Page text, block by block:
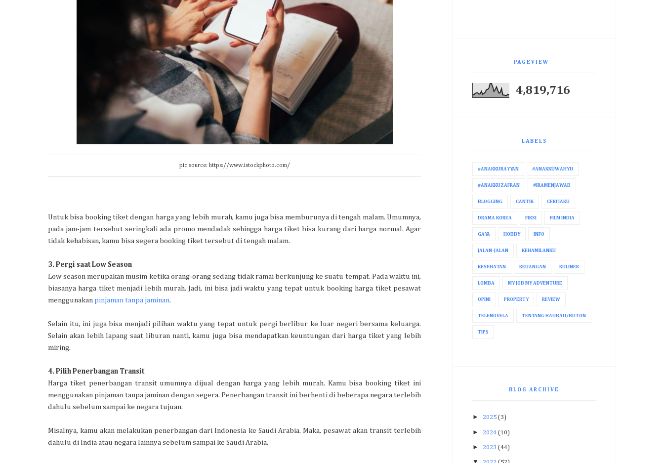
pic source: https://www.istockphoto.com/
Untuk bisa booking tiket dengan harga yang lebih murah, kamu juga bisa memburunya di tengah malam. Umumnya,
pada jam-jam tersebut seringkali ada promo mendadak sehingga harga tiket bisa kurang dari harga normal. Agar
tidak kehabisan, kamu bisa segera booking tiket tersebut di tengah malam.
3. Pergi saat Low Season
Low season merupakan musim ketika orang-orang sedang tidak ramai berkunjung ke suatu tempat. Pada waktu ini,
biasanya harga tiket menjadi lebih murah. Jadi, ini bisa jadi waktu yang tepat untuk booking harga tiket pesawat
menggunakan pinjaman tanpa jaminan.
Selain itu, ini juga bisa menjadi pilihan waktu yang tepat untuk pergi berlibur ke luar negeri bersama keluarga.
Selain akan lebih lapang saat liburan nanti, kamu juga bisa mendapatkan keuntungan dari harga tiket yang lebih
miring.
4. Pilih Penerbangan Transit
Harga tiket penerbangan transit umumnya dijual dengan harga yang lebih murah. Kamu bisa booking tiket ini
menggunakan pinjaman tanpa jaminan dengan segera. Penerbangan transit ini berhenti di beberapa negara terlebih
dahulu sebelum sampai ke negara tujuan.
Misalnya, kamu akan melakukan penerbangan dari Indonesia ke Saudi Arabia. Maka, pesawat akan transit terlebih
dahulu di India atau negara lainnya sebelum sampai ke Saudi Arabia.
PAGEVIEW
4,819,716
LABELS
#ANAKKURAYYAN #ANAKKUWAHYU
#ANAKKUZAFRAN #IRAMENJAWAB
BLOGGING CANTIK CERITAKU
DRAMA KOREA FIKSI FILM INDIA
GAYA HOBBY INFO
JALAN-JALAN KEHAMILANKU
KESEHATAN KEUANGAN KULINER
LOMBA MY JOB MY ADVENTURE
OPINI PROPERTY REVIEW
TELENOVELA TENTANG BAUBAU/BUTON
TIPS
BLOG ARCHIVE
► 2025 (3)
► 2024 (10)
► 2023 (44)